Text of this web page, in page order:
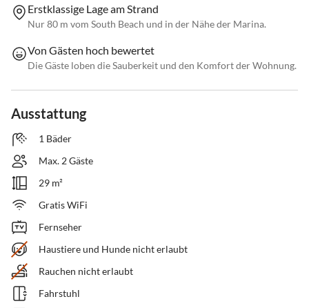
Erstklassige Lage am Strand
Nur 80 m vom South Beach und in der Nähe der Marina.
Von Gästen hoch bewertet
Die Gäste loben die Sauberkeit und den Komfort der Wohnung.
Ausstattung
1 Bäder
Max. 2 Gäste
29 m²
Gratis WiFi
Fernseher
Haustiere und Hunde nicht erlaubt
Rauchen nicht erlaubt
Fahrstuhl